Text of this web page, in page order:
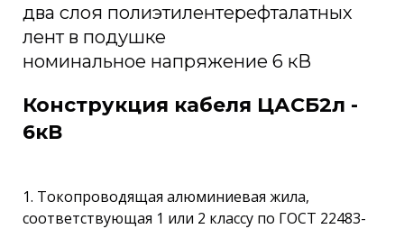
два слоя полиэтилентерефталатных
лент в подушке
номинальное напряжение 6 кВ
Конструкция кабеля ЦАСБ2л -
6кВ
1. Токопроводящая алюминиевая жила,
соответствующая 1 или 2 классу по ГОСТ 22483-